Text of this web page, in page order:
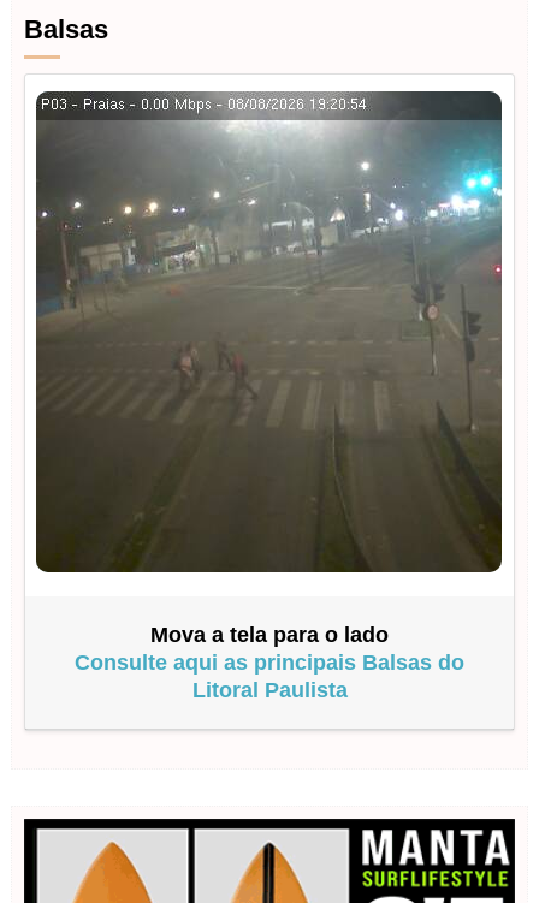
Balsas
Mova a tela para o lado
Consulte aqui as principais Balsas do
Litoral Paulista